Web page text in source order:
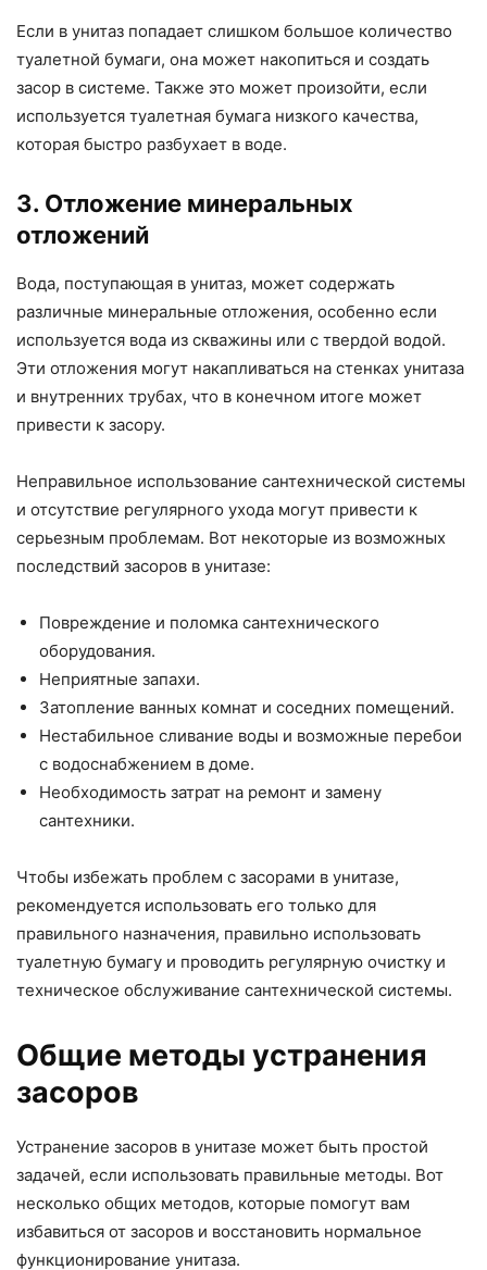
Если в унитаз попадает слишком большое количество
туалетной бумаги, она может накопиться и создать
засор в системе. Также это может произойти, если
используется туалетная бумага низкого качества,
которая быстро разбухает в воде.
3. Отложение минеральных
отложений
Вода, поступающая в унитаз, может содержать
различные минеральные отложения, особенно если
используется вода из скважины или с твердой водой.
Эти отложения могут накапливаться на стенках унитаза
и внутренних трубах, что в конечном итоге может
привести к засору.
Неправильное использование сантехнической системы
и отсутствие регулярного ухода могут привести к
серьезным проблемам. Вот некоторые из возможных
последствий засоров в унитазе:
Повреждение и поломка сантехнического
оборудования.
Неприятные запахи.
Затопление ванных комнат и соседних помещений.
Нестабильное сливание воды и возможные перебои
с водоснабжением в доме.
Необходимость затрат на ремонт и замену
сантехники.
Чтобы избежать проблем с засорами в унитазе,
рекомендуется использовать его только для
правильного назначения, правильно использовать
туалетную бумагу и проводить регулярную очистку и
техническое обслуживание сантехнической системы.
Общие методы устранения
засоров
Устранение засоров в унитазе может быть простой
задачей, если использовать правильные методы. Вот
несколько общих методов, которые помогут вам
избавиться от засоров и восстановить нормальное
функционирование унитаза.